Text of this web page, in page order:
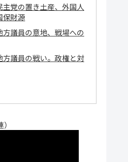
主党の置き土産、外国人
保財源
方議員の意地、戦場への
方議員の戦い。政権と対